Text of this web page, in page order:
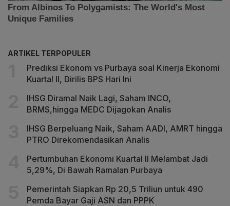
ARTIKEL TERPOPULER
Prediksi Ekonom vs Purbaya soal Kinerja Ekonomi
Kuartal II, Dirilis BPS Hari Ini
IHSG Diramal Naik Lagi, Saham INCO,
BRMS,hingga MEDC Dijagokan Analis
IHSG Berpeluang Naik, Saham AADI, AMRT hingga
PTRO Direkomendasikan Analis
Pertumbuhan Ekonomi Kuartal II Melambat Jadi
5,29%, Di Bawah Ramalan Purbaya
Pemerintah Siapkan Rp 20,5 Triliun untuk 490
Pemda Bayar Gaji ASN dan PPPK